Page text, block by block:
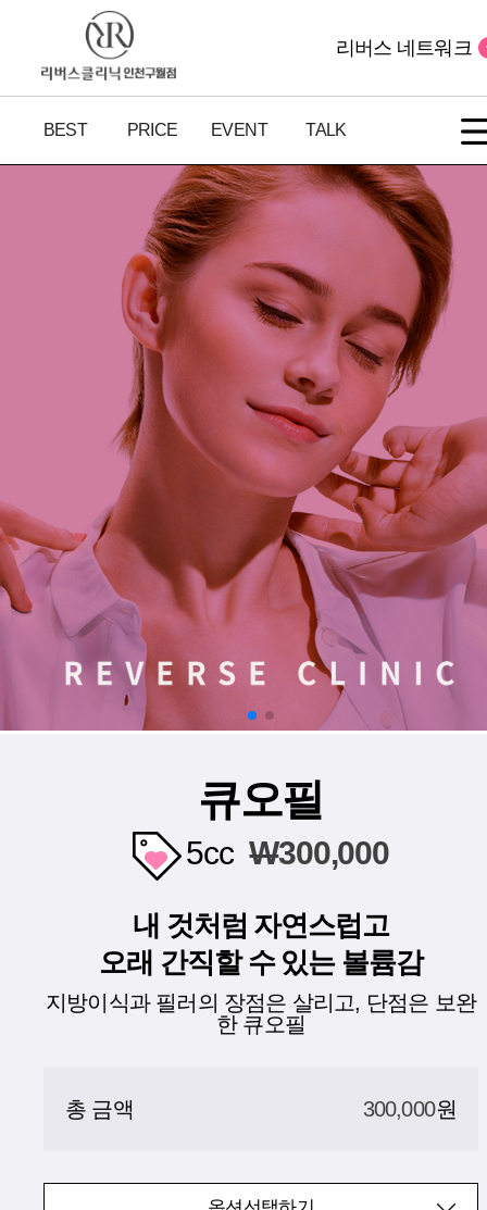
BEST PRICE EVENT TALK
리버스 네트워크
큐오필
5cc W300,000
내 것처럼 자연스럽고
오래 간직할 수 있는 볼륨감
지방이식과 필러의 장점은 살리고, 단점은 보완
한 큐오필
총 금액 300,000원